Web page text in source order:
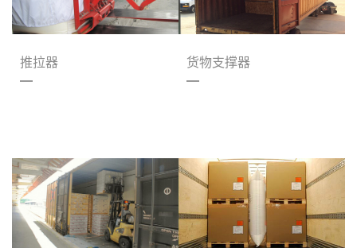
推拉器 货物支撑器